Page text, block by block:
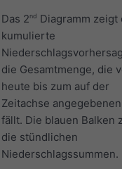
Das 2nd Diagramm zeigt
kumulierte
die Gesamtmenge, die
heute bis zum auf der
Zeitachse
fällt. Die blauen Balken
die stündlichen
Niederschlagssummen.